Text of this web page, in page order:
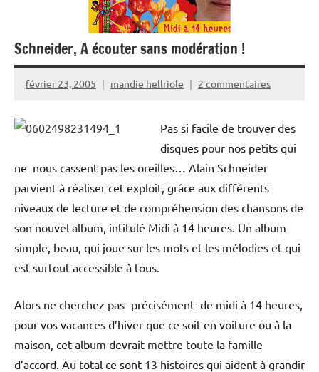
Schneider, A écouter sans modération !
février 23, 2005 mandie hellriole 2 commentaires
Pas si facile de trouver des
disques pour nos petits qui
ne nous cassent pas les oreilles… Alain Schneider
parvient à réaliser cet exploit, grâce aux différents
niveaux de lecture et de compréhension des chansons de
son nouvel album, intitulé Midi à 14 heures. Un album
simple, beau, qui joue sur les mots et les mélodies et qui
est surtout accessible à tous.
Alors ne cherchez pas -précisément- de midi à 14 heures,
pour vos vacances d’hiver que ce soit en voiture ou à la
maison, cet album devrait mettre toute la famille
d’accord. Au total ce sont 13 histoires qui aident à grandir